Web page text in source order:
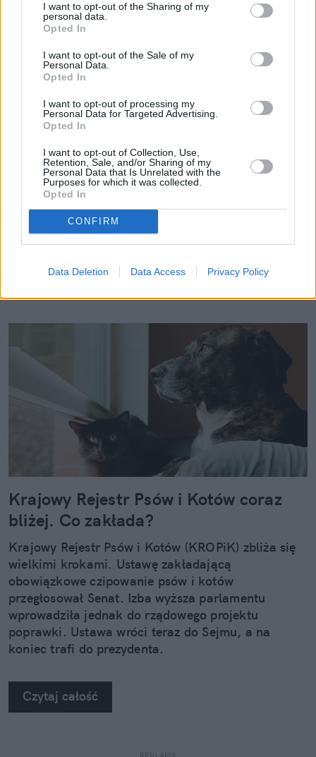
I want to opt-out of the Sharing of my
personal data.
Opted In
I want to opt-out of the Sale of my
Personal Data.
Opted In
I want to opt-out of processing my
Personal Data for Targeted Advertising.
Opted In
I want to opt-out of Collection, Use,
Retention, Sale, and/or Sharing of my
Personal Data that Is Unrelated with the
Purposes for which it was collected.
Opted In
CONFIRM
Data Deletion Data Access Privacy Policy
Krajowy Rejestr Psów i Kotów coraz
bliżej. Co zakłada?
Krajowy Rejestr Psów i Kotów (KROPiK) zbliża się
wielkimi krokami. Ustawę zakładającą
obowiązkowe czipowanie psów i kotów
przegłosował Senat. Izba wyższa parlamentu
wprowadziła jednak do rządowego projektu
poprawki. Ustawa wróci teraz do Sejmu, a na
koniec trafi do prezydenta.
Czytaj całość